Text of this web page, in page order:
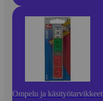
Ompelu ja käsityötarvikkeet